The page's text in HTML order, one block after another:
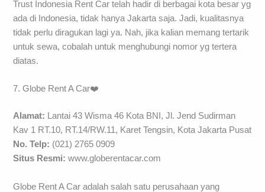
Trust Indonesia Rent Car telah hadir di berbagai kota besar yg
ada di Indonesia, tidak hanya Jakarta saja. Jadi, kualitasnya
tidak perlu diragukan lagi ya. Nah, jika kalian memang tertarik
untuk sewa, cobalah untuk menghubungi nomor yg tertera
diatas.
7. Globe Rent A Car❤️
Alamat: Lantai 43 Wisma 46 Kota BNI, Jl. Jend Sudirman
Kav 1 RT.10, RT.14/RW.11, Karet Tengsin, Kota Jakarta Pusat
No. Telp: (021) 2765 0909
Situs Resmi:www.globerentacar.com
Globe Rent A Car adalah salah satu perusahaan yang